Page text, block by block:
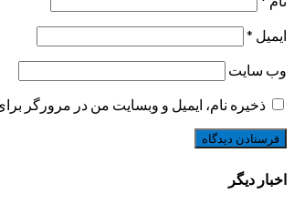
ایمیل *
وب‌ سایت
ذخیره نام، ایمیل و وبسایت من در مرورگر
اخبار دیگر